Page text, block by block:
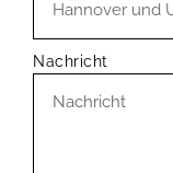
Nachricht